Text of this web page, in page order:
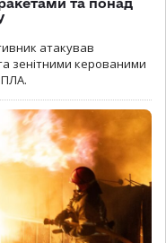
та понад
атакував
зенітними керованими